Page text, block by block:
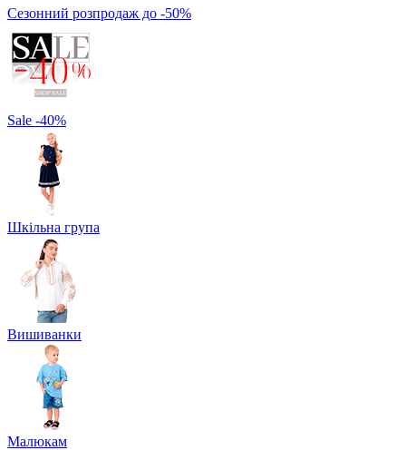
Сезонний розпродаж до -50%
Sale -40%
Шкільна група
Вишиванки
Малюкам